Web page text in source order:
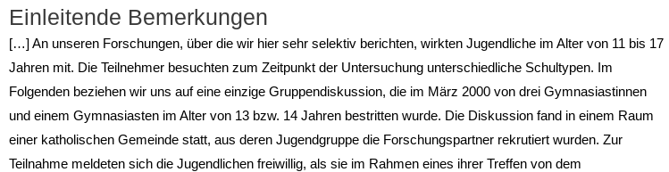
Einleitende Bemerkungen
[…] An unseren Forschungen, über die wir hier sehr selektiv berichten, wirkten Jugendliche im Alter von 11 bis 17
Jahren mit. Die Teilnehmer besuchten zum Zeitpunkt der Untersuchung unterschiedliche Schultypen. Im
Folgenden beziehen wir uns auf eine einzige Gruppendiskussion, die im März 2000 von drei Gymnasiastinnen
und einem Gymnasiasten im Alter von 13 bzw. 14 Jahren bestritten wurde. Die Diskussion fand in einem Raum
einer katholischen Gemeinde statt, aus deren Jugendgruppe die Forschungspartner rekrutiert wurden. Zur
Teilnahme meldeten sich die Jugendlichen freiwillig, als sie im Rahmen eines ihrer Treffen von dem